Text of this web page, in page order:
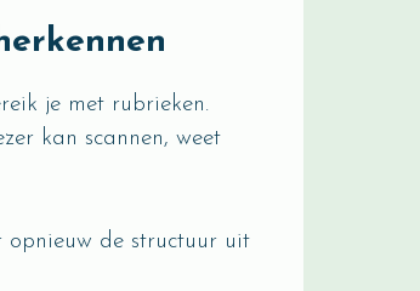
je met rubrieken.
kan scannen, weet
opnieuw de structuur uit